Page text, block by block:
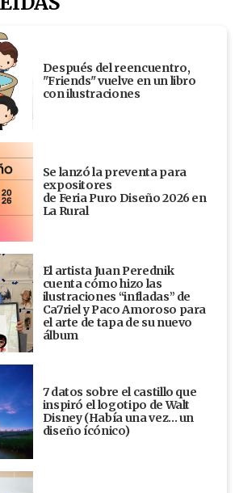
Después del reencuentro,
"Friends" vuelve en un libro
con ilustraciones
Se lanzó la preventa para
expositores
de Feria Puro Diseño 2026 en
La Rural
El artista Juan Perednik
cuenta cómo hizo las
ilustraciones “infladas” de
Ca7riel y Paco Amoroso para
el arte de tapa de su nuevo
álbum
7 datos sobre el castillo que
inspiró el logotipo de Walt
Disney (Había una vez... un
diseño ícónico)